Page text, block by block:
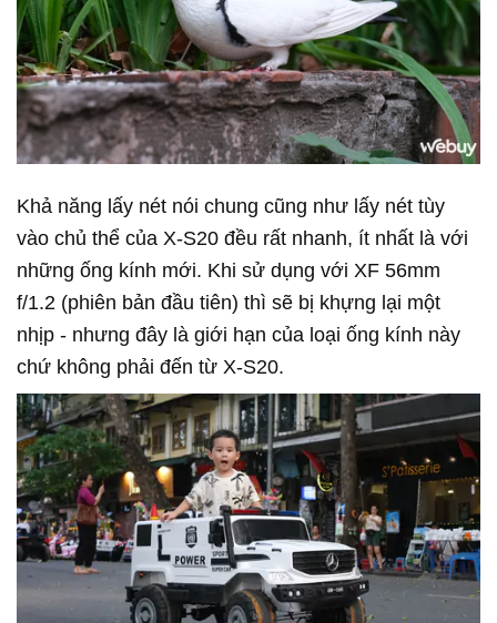
Khả năng lấy nét nói chung cũng như lấy nét tùy
vào chủ thể của X-S20 đều rất nhanh, ít nhất là với
những ống kính mới. Khi sử dụng với XF 56mm
f/1.2 (phiên bản đầu tiên) thì sẽ bị khựng lại một
nhịp - nhưng đây là giới hạn của loại ống kính này
chứ không phải đến từ X-S20.